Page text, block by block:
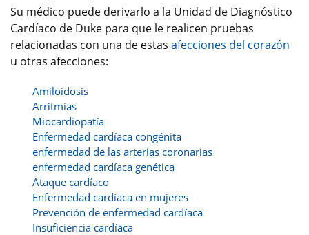
Su médico puede derivarlo a la Unidad de Diagnóstico
Cardíaco de Duke para que le realicen pruebas
relacionadas con una de estas afecciones del corazón
u otras afecciones:
Amiloidosis
Arritmias
Miocardiopatía
Enfermedad cardíaca congénita
enfermedad de las arterias coronarias
enfermedad cardíaca genética
Ataque cardíaco
Enfermedad cardíaca en mujeres
Prevención de enfermedad cardíaca
Insuficiencia cardíaca